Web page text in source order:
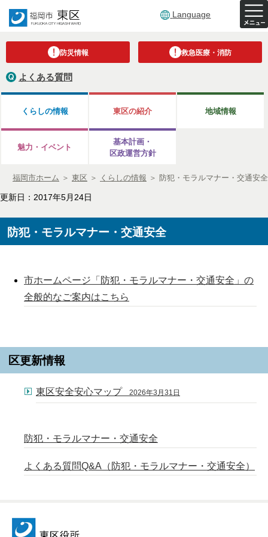
Language
防災情報 救急医療・消防
よくある質問
くらしの情報 東区の紹介 地域情報
魅力・イベント
基本計画・
区政運営方針
福岡市ホーム ＞ 東区 ＞ くらしの情報 ＞ 防犯・モラルマナー・交通安全
更新日：2017年5月24日
防犯・モラルマナー・交通安全
市ホームページ「防犯・モラルマナー・交通安全」の
全般的なご案内はこちら
区更新情報
東区安全安心マップ 2026年3月31日
防犯・モラルマナー・交通安全
よくある質問Q&A（防犯・モラルマナー・交通安全）